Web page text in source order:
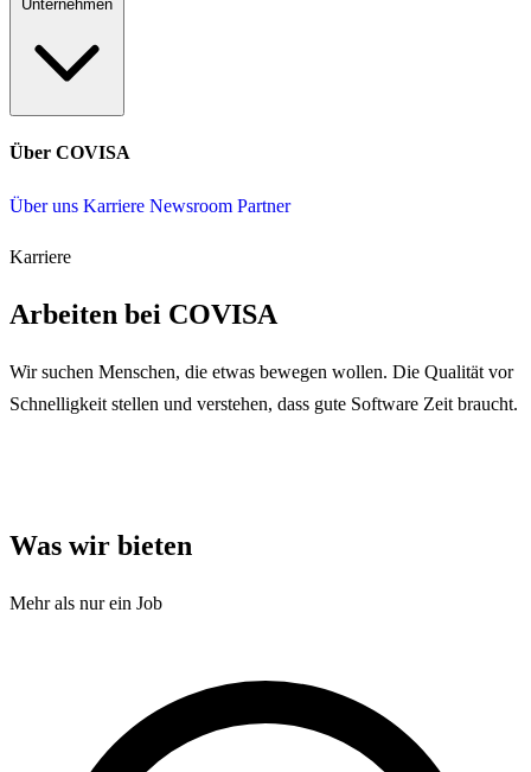
Über COVISA
Über uns Karriere Newsroom Partner
Karriere
Arbeiten bei COVISA
Wir suchen Menschen, die etwas bewegen wollen. Die Qualität vor
Schnelligkeit stellen und verstehen, dass gute Software Zeit braucht.
Was wir bieten
Mehr als nur ein Job